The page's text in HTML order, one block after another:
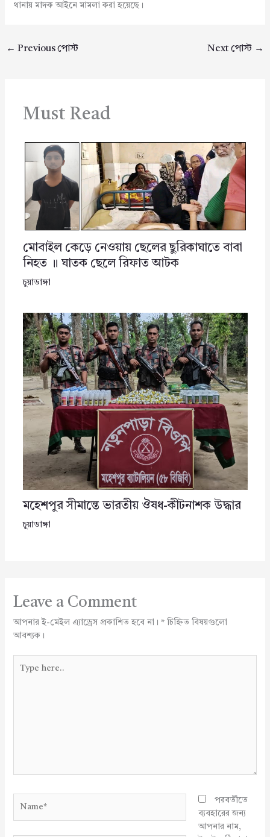
থানায় মাদক আইনে মামলা করা হয়েছে।
← Previous পোস্ট Next পোস্ট →
Must Read
মোবাইল কেড়ে নেওয়ায় ছেলের ছুরিকাঘাতে বাবা
নিহত ॥ ঘাতক ছেলে রিফাত আটক
চুয়াডাঙ্গা
মহেশপুর সীমান্তে ভারতীয় ঔষধ-কীটনাশক উদ্ধার
চুয়াডাঙ্গা
Leave a Comment
আপনার ই-মেইল এ্যাড্রেস প্রকাশিত হবে না। *চিহ্নিত বিষয়গুলো
আবশ্যক।
here..
পরবর্তীতে
ব্যবহারের জন্য
আপনার নাম,